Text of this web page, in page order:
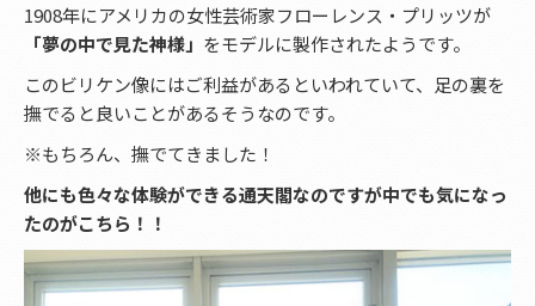
1908年にアメリカの女性芸術家フローレンス・プリッツが
「夢の中で見た神様」 をモデルに製作されたようです。
このビリケン像にはご利益があるといわれていて、足の裏を
撫でると良いことがあるそうなのです。
※もちろん、撫でてきました！
他にも色々な体験ができる通天閣なのですが中でも気になっ
たのがこちら！！